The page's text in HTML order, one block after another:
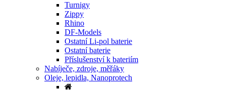
Turnigy
Zippy
Rhino
DF-Models
Ostatní Li-pol baterie
Ostatní baterie
Příslušenství k bateriím
Nabíječe, zdroje, měřáky
Oleje, lepidla, Nanoprotech